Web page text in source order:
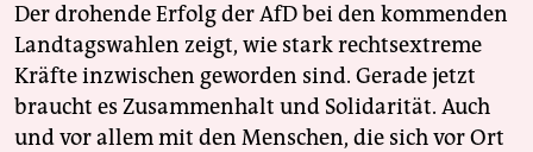
Der drohende Erfolg der AfD bei den kommenden
Landtagswahlen zeigt, wie stark rechtsextreme
Kräfte inzwischen geworden sind. Gerade jetzt
braucht es Zusammenhalt und Solidarität. Auch
und vor allem mit den Menschen, die sich vor Ort